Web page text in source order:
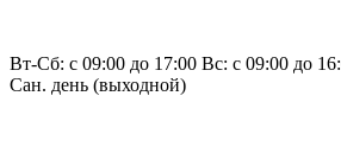
Вт-Сб: с 09:00 до 17:00 Вс: с 09:00 до
Сан. день (выходной)